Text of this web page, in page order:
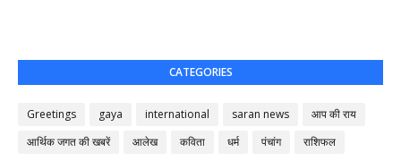
CATEGORIES
Greetings gaya international saran news
आप की राय
आर्थिक जगत की खबरें
आलेख कविता धर्म पंचांग राशिफल